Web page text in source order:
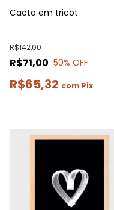
Cacto em tricot
R$71,00
R$142,00
50% OFF
R$65,32 com Pix